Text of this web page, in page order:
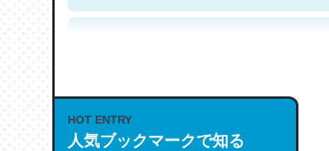
HOT ENTRY
人気ブックマークで知る